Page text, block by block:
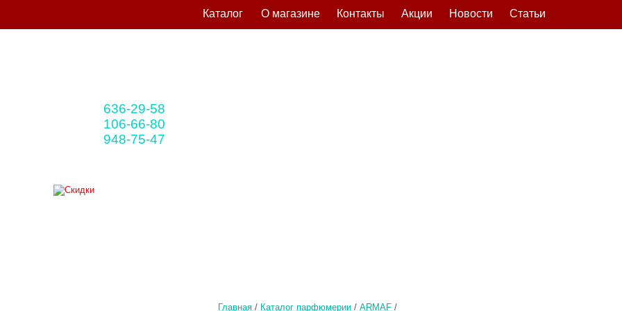
Главная / Каталог парфюмерии / ARMAF /
636-29-58
106-66-80
948-75-47
Статьи
Новости
Акции
Контакты
О магазине
Каталог